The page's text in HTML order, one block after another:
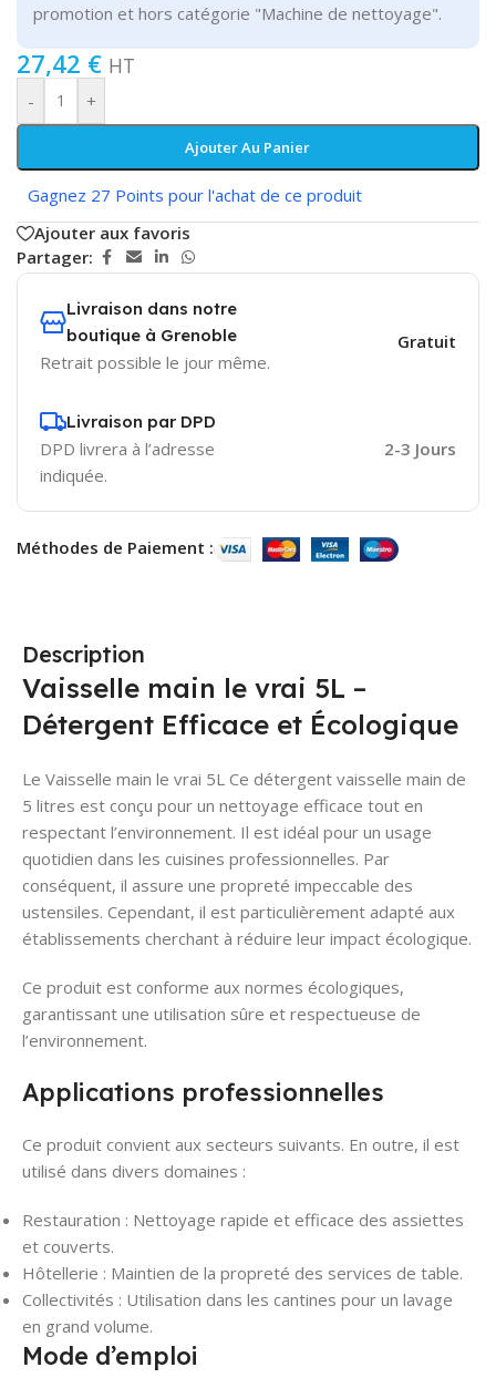
promotion et hors catégorie "Machine de nettoyage".
27,42 € HT
- +
Ajouter Au Panier
Gagnez 27 Points pour l'achat de ce produit
Ajouter aux favoris
Partager:
Livraison dans notre
boutique à Grenoble
Retrait possible le jour même.
Gratuit
Livraison par DPD
DPD livrera à l’adresse
indiquée.
2-3 Jours
Méthodes de Paiement :
Description
Vaisselle main le vrai 5L –
Détergent Efficace et Écologique
Le Vaisselle main le vrai 5L Ce détergent vaisselle main de
5 litres est conçu pour un nettoyage efficace tout en
respectant l’environnement. Il est idéal pour un usage
quotidien dans les cuisines professionnelles. Par
conséquent, il assure une propreté impeccable des
ustensiles. Cependant, il est particulièrement adapté aux
établissements cherchant à réduire leur impact écologique.
Ce produit est conforme aux normes écologiques,
garantissant une utilisation sûre et respectueuse de
l’environnement.
Applications professionnelles
Ce produit convient aux secteurs suivants. En outre, il est
utilisé dans divers domaines :
Restauration : Nettoyage rapide et efficace des assiettes
et couverts.
Hôtellerie : Maintien de la propreté des services de table.
Collectivités : Utilisation dans les cantines pour un lavage
en grand volume.
Mode d’emploi